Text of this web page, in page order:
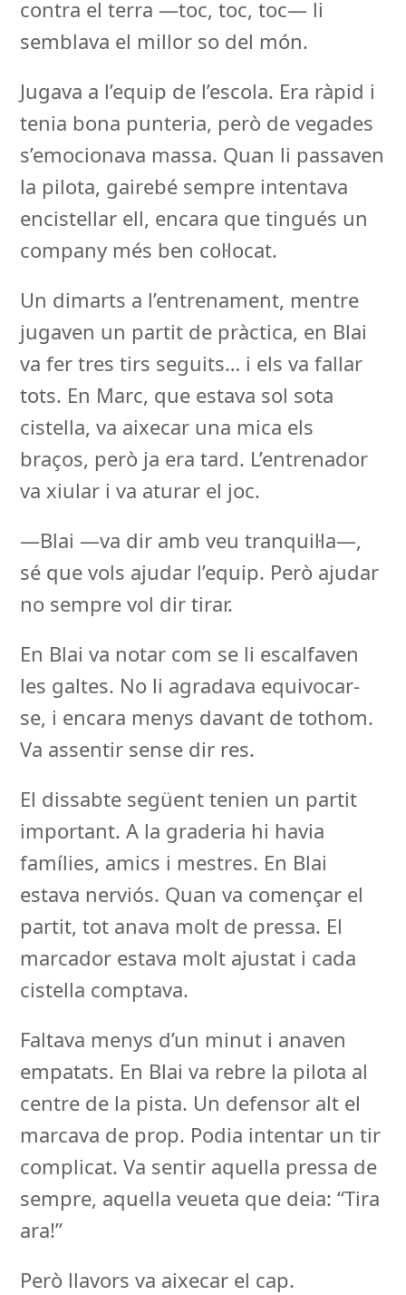
contra el terra —toc, toc, toc— li
semblava el millor so del món.
Jugava a l’equip de l’escola. Era ràpid i
tenia bona punteria, però de vegades
s’emocionava massa. Quan li passaven
la pilota, gairebé sempre intentava
encistellar ell, encara que tingués un
company més ben col·locat.
Un dimarts a l’entrenament, mentre
jugaven un partit de pràctica, en Blai
va fer tres tirs seguits… i els va fallar
tots. En Marc, que estava sol sota
cistella, va aixecar una mica els
braços, però ja era tard. L’entrenador
va xiular i va aturar el joc.
—Blai —va dir amb veu tranquil·la—,
sé que vols ajudar l’equip. Però ajudar
no sempre vol dir tirar.
En Blai va notar com se li escalfaven
les galtes. No li agradava equivocar-
se, i encara menys davant de tothom.
Va assentir sense dir res.
El dissabte següent tenien un partit
important. A la graderia hi havia
famílies, amics i mestres. En Blai
estava nerviós. Quan va començar el
partit, tot anava molt de pressa. El
marcador estava molt ajustat i cada
cistella comptava.
Faltava menys d’un minut i anaven
empatats. En Blai va rebre la pilota al
centre de la pista. Un defensor alt el
marcava de prop. Podia intentar un tir
complicat. Va sentir aquella pressa de
sempre, aquella veueta que deia: “Tira
ara!”
Però llavors va aixecar el cap.